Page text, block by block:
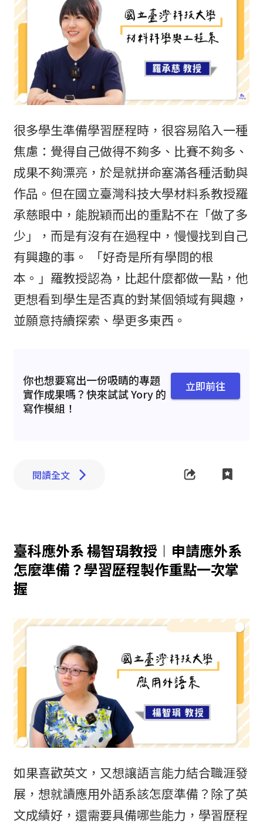
很多學生準備學習歷程時，很容易陷入一種
焦慮：覺得自己做得不夠多、比賽不夠多、
成果不夠漂亮，於是就拼命塞滿各種活動與
作品。但在國立臺灣科技大學材料系教授羅
承慈眼中，能脫穎而出的重點不在「做了多
少」，而是有沒有在過程中，慢慢找到自己
有興趣的事。 「好奇是所有學問的根
本。」羅教授認為，比起什麼都做一點，他
更想看到學生是否真的對某個領域有興趣，
並願意持續探索、學更多東西。
你也想要寫出一份吸睛的專題
實作成果嗎？快來試試 Yory 的
寫作模組！
立即前往
閱讀全文
臺科應外系 楊智琄教授︱申請應外系
怎麼準備？學習歷程製作重點一次掌
握
如果喜歡英文，又想讓語言能力結合職涯發
展，想就讀應用外語系該怎麼準備？除了英
文成績好，還需要具備哪些能力，學習歷程